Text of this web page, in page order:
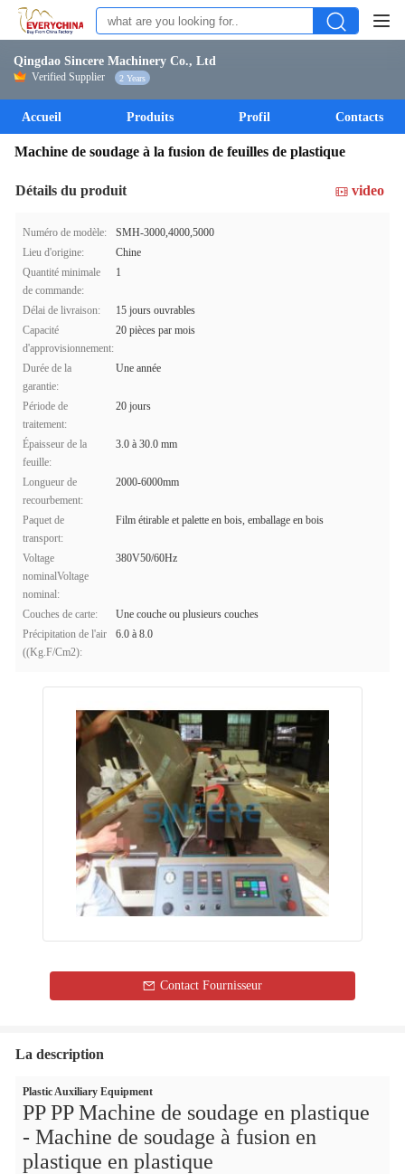
Qingdao Sincere Machinery Co., Ltd
Verified Supplier 2 Years
Accueil Produits Profil Contacts
Machine de soudage à la fusion de feuilles de plastique
Détails du produit video
Numéro de modèle:
SMH-3000,4000,5000
Lieu d'origine:
Chine
Quantité minimale
de commande:
1
Délai de livraison:
15 jours ouvrables
Capacité
d'approvisionnement:
20 pièces par mois
Durée de la
garantie:
Une année
Période de
traitement:
20 jours
Épaisseur de la
feuille:
3.0 à 30.0 mm
Longueur de
recourbement:
2000-6000mm
Paquet de
transport:
Film étirable et palette en bois, emballage en bois
Voltage
nominalVoltage
nominal:
380V50/60Hz
Couches de carte:
Une couche ou plusieurs couches
Précipitation de l'air
((Kg.F/Cm2):
6.0 à 8.0
Contact Fournisseur
La description
Plastic Auxiliary Equipment
PP PP Machine de soudage en plastique
- Machine de soudage à fusion en
plastique en plastique